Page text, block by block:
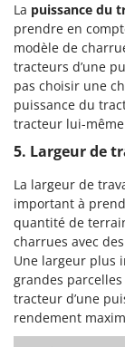
La puissance du
prendre en
modèle de
tracteurs d’une
pas choisir une
puissance du
tracteur lui-
5. Largeur de
La largeur de
important à
quantité de
charrues avec
Une largeur plus
grandes
tracteur d’une
rendement